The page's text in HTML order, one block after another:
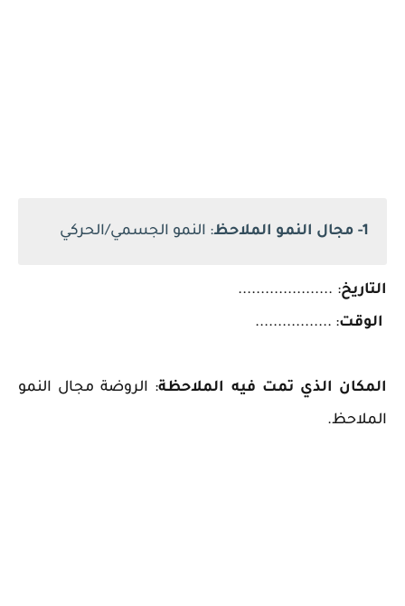
1- مجال النمو الملاحظ : النمو الجسمي/الحركي
التاريخ: .....................
الوقت: .................
المكان الذي تمت فيه الملاحظة: الروضة مجال النمو
الملاحظ.